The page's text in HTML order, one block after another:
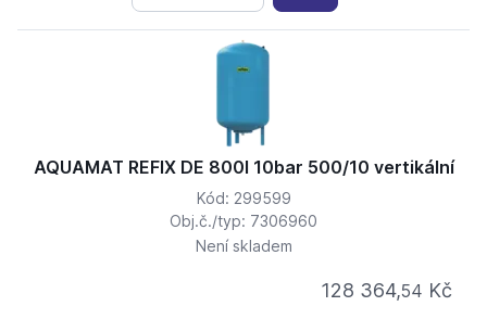
AQUAMAT REFIX DE 800l 10bar 500/10 vertikální
Kód: 299599
Obj.č./typ: 7306960
Není skladem
128 364,54 Kč